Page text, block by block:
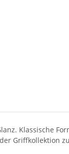
Klassische
Griffkollektion